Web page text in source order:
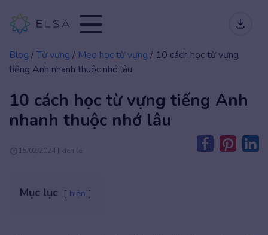
Blog /Từ vựng / Mẹo học từ vựng / 10 cách học từ vựng
tiếng Anh nhanh thuộc nhớ lâu
10 cách học từ vựng tiếng Anh
nhanh thuộc nhớ lâu
15/02/2024 | kien.le
Mục lục hiện